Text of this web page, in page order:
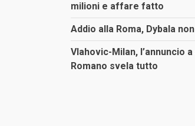
milioni e affare fatto
Addio alla Roma, Dybala
Vlahovic-Milan, l’annuncio
Romano svela tutto